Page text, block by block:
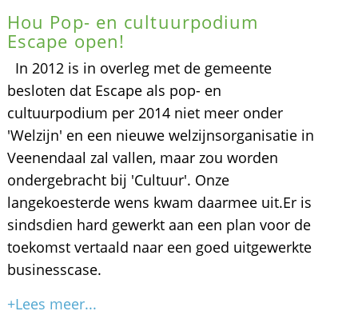
Hou Pop- en cultuurpodium
Escape open!
In 2012 is in overleg met de gemeente
besloten dat Escape als pop- en
cultuurpodium per 2014 niet meer onder
'Welzijn' en een nieuwe welzijnsorganisatie in
Veenendaal zal vallen, maar zou worden
ondergebracht bij 'Cultuur'. Onze
langekoesterde wens kwam daarmee uit.Er is
sindsdien hard gewerkt aan een plan voor de
toekomst vertaald naar een goed uitgewerkte
businesscase.
+Lees meer...